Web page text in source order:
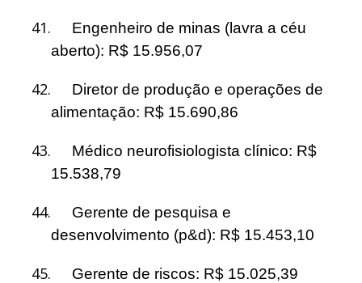
41.
Engenheiro de minas (lavra a céu
aberto): R$ 15.956,07
42.
Diretor de produção e operações de
alimentação: R$ 15.690,86
43.
Médico neurofisiologista clínico: R$
15.538,79
44.
Gerente de pesquisa e
desenvolvimento (p&d): R$ 15.453,10
45. Gerente de riscos: R$ 15.025,39